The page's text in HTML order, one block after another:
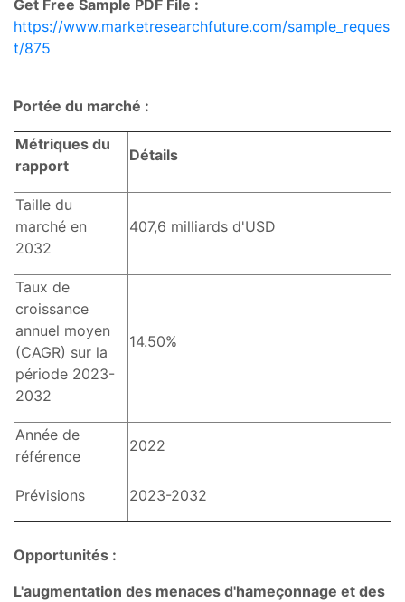
Get Free Sample PDF File :
https://www.marketresearchfuture.com/sample_reques
t/875
Portée du marché :
Métriques du
rapport
Détails
Taille du
marché en
2032
407,6 milliards d'USD
Taux de
croissance
annuel moyen
(CAGR) sur la
période 2023-
2032
14.50%
Année de
référence
2022
Prévisions 2023-2032
Opportunités :
L'augmentation des menaces d'hameçonnage et des